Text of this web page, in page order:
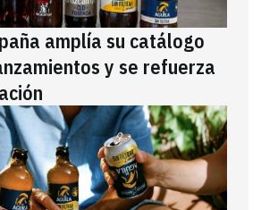
amplía su catálogo
y se refuerza